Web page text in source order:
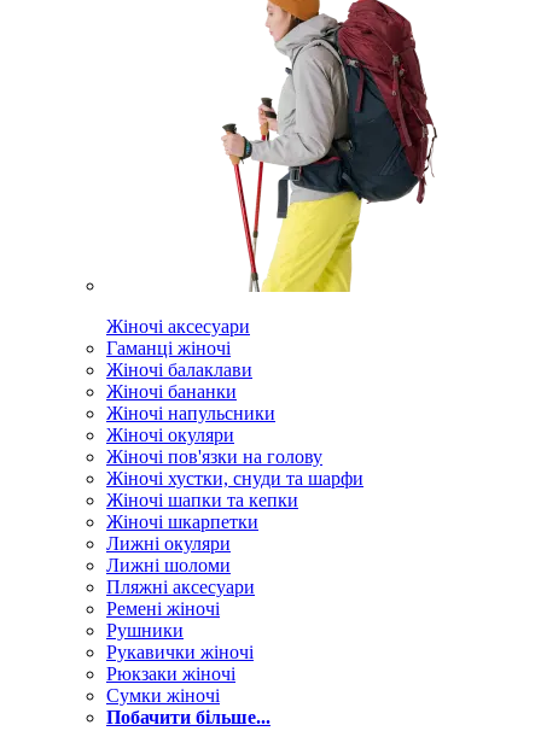
Жіночі аксесуари
Гаманці жіночі
Жіночі балаклави
Жіночі бананки
Жіночі напульсники
Жіночі окуляри
Жіночі пов'язки на голову
Жіночі хустки, снуди та шарфи
Жіночі шапки та кепки
Жіночі шкарпетки
Лижні окуляри
Лижні шоломи
Пляжні аксесуари
Ремені жіночі
Рушники
Рукавички жіночі
Рюкзаки жіночі
Сумки жіночі
Побачити більше...